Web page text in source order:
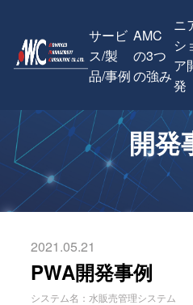
サービ
ス/製
品/事例
AMC
の3つ
の強み
ニ
シ
ア
発
開発事例 PWA開発事
開発
2021.05.21
PWA開発事例
システム名：水販売管理システム